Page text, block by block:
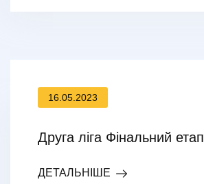
16.05.2023
Друга ліга Фінальний етап
ДЕТАЛЬНІШЕ